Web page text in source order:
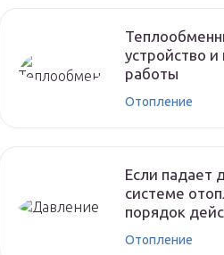
устройство и
работы
Отопление
Если падает
системе
порядок
Отопление